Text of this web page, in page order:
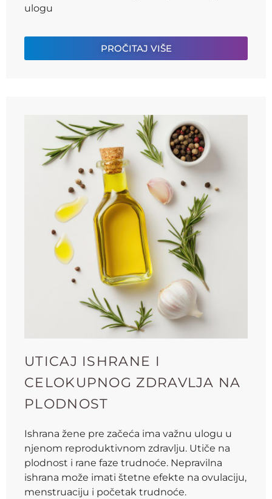
ulogu
PROČITAJ VIŠE
UTICAJ ISHRANE I
CELOKUPNOG ZDRAVLJA NA
PLODNOST
Ishrana žene pre začeća ima važnu ulogu u
njenom reproduktivnom zdravlju. Utiče na
plodnost i rane faze trudnoće. Nepravilna
ishrana može imati štetne efekte na ovulaciju,
menstruaciju i početak trudnoće.